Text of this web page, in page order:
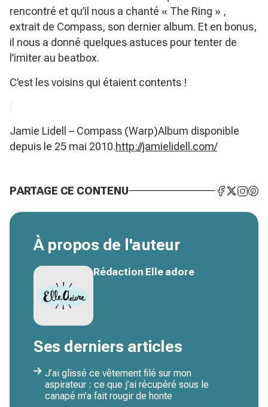
rencontré et qu’il nous a chanté « The Ring » ,
extrait de Compass, son dernier album. Et en bonus,
il nous a donné quelques astuces pour tenter de
l’imiter au beatbox.
C’est les voisins qui étaient contents !
Jamie Lidell – Compass (Warp)Album disponible
depuis le 25 mai 2010.http://jamielidell.com/
PARTAGE CE CONTENU
À propos de l'auteur
Rédaction Elle adore
Ses derniers articles
J’ai glissé ce vêtement filé sur mon
aspirateur : ce que j’ai récupéré sous le
canapé m’a fait rougir de honte